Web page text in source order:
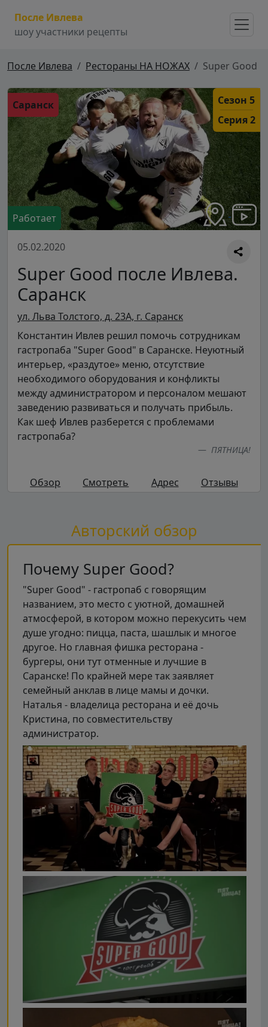
После Ивлева
шоу участники рецепты
После Ивлева Рестораны НА НОЖАХ Super Good
Саранск
Сезон 5
Серия 2
Работает
05.02.2020
Super Good после Ивлева.
Саранск
ул. Льва Толстого, д. 23А, г. Саранск
Константин Ивлев решил помочь сотрудникам
гастропаба "Super Good" в Саранске. Неуютный
интерьер, «раздутое» меню, отсутствие
необходимого оборудования и конфликты
между администратором и персоналом мешают
заведению развиваться и получать прибыль.
Как шеф Ивлев разберется с проблемами
гастропаба?
ПЯТНИЦА!
Обзор Смотреть Адрес Отзывы
Авторский обзор
Почему Super Good?
"Super Good" - гастропаб с говорящим
названием, это место с уютной, домашней
атмосферой, в котором можно перекусить чем
душе угодно: пицца, паста, шашлык и многое
другое. Но главная фишка ресторана -
бургеры, они тут отменные и лучшие в
Саранске! По крайней мере так заявляет
семейный анклав в лице мамы и дочки.
Наталья - владелица ресторана и её дочь
Кристина, по совместительству
администратор.